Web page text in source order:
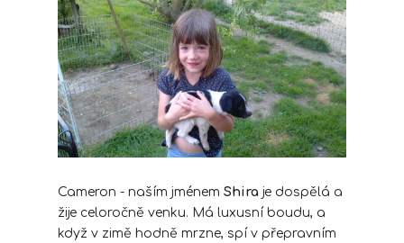
Cameron - naším jménem Shira je dospělá a
žije celoročně venku. Má luxusní boudu, a
když v zimě hodně mrzne, spí v přepravním